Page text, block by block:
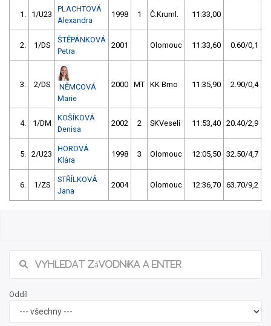
1. 1/U23
PLACHTOVÁ
Alexandra
1998 1 Č.Kruml. 11:33,00
2. 1/DS
ŠTĚPÁNKOVÁ
Petra
2001 Olomouc 11:33,60 0.60/0,1
3. 2/DS
NĚMCOVÁ
Marie
2000 MT KK Brno 11:35,90 2.90/0,4
4. 1/DM
KOŠÍKOVÁ
Denisa
2002 2 SKVeselí 11:53,40 20.40/2,9
5. 2/U23
HOROVÁ
Klára
1998 3 Olomouc 12:05,50 32.50/4,7
6. 1/ZS
STŘÍLKOVÁ
Jana
2004 Olomouc 12:36,70 63.70/9,2
Oddíl